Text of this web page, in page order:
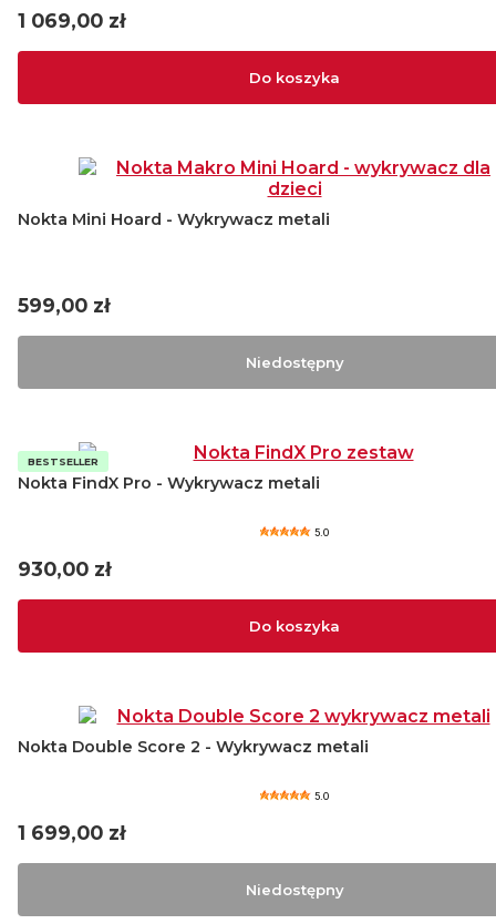
Cena
1 069,00 zł
Do koszyka
Nokta Mini Hoard - Wykrywacz metali
Cena
599,00 zł
Niedostępny
BESTSELLER
Nokta FindX Pro - Wykrywacz metali
5.0
Cena
930,00 zł
Do koszyka
Nokta Double Score 2 - Wykrywacz metali
5.0
Cena
1 699,00 zł
Niedostępny